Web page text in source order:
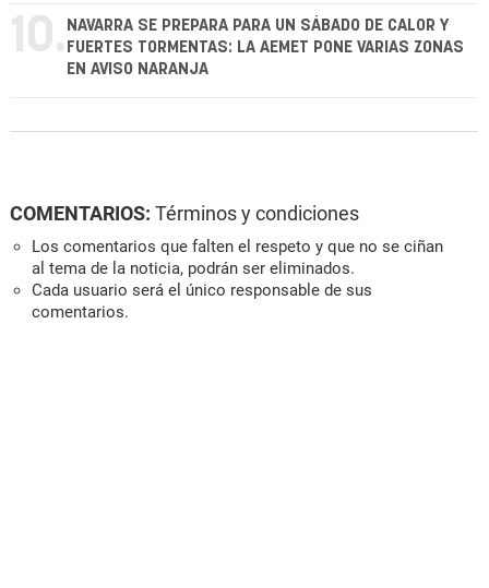
10. NAVARRA SE PREPARA PARA UN SÁBADO DE CALOR Y
FUERTES TORMENTAS: LA AEMET PONE VARIAS ZONAS
EN AVISO NARANJA
COMENTARIOS: Términos y condiciones
Los comentarios que falten el respeto y que no se ciñan
al tema de la noticia, podrán ser eliminados.
Cada usuario será el único responsable de sus
comentarios.